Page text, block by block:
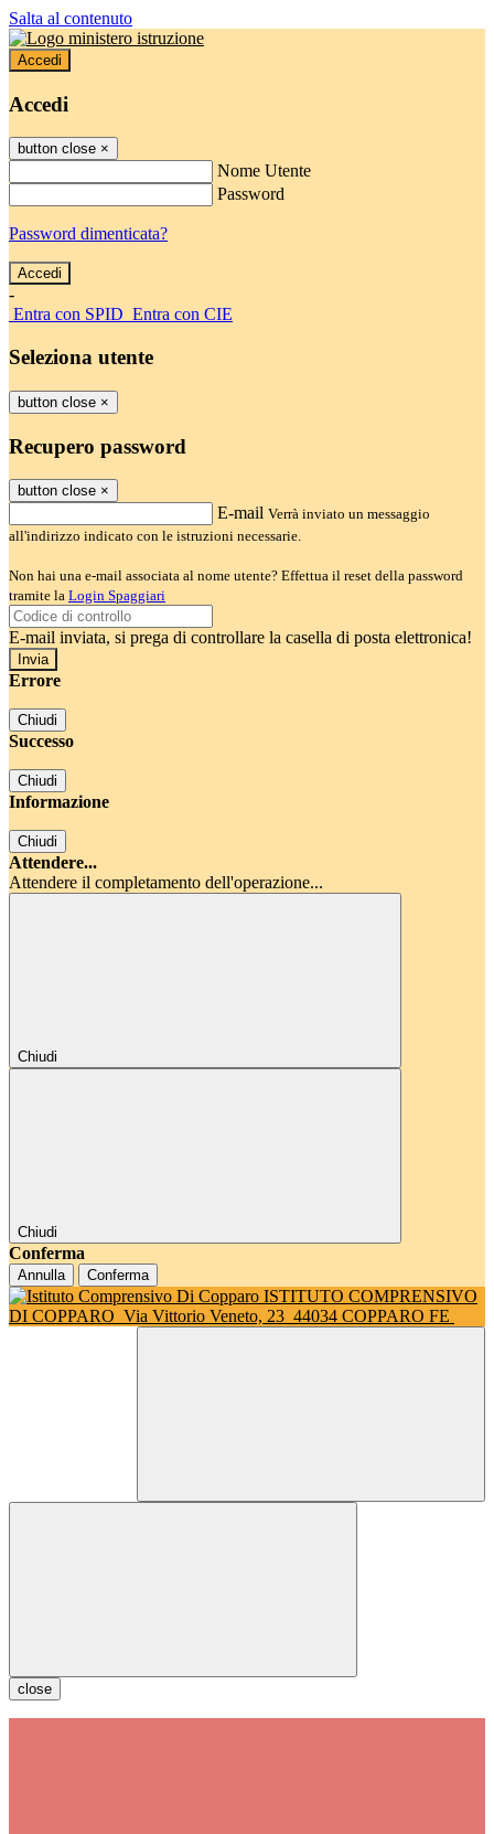
Salta al contenuto
Accedi
Accedi
button close ×
Nome Utente
Password
Password dimenticata?
-
Entra con SPID Entra con CIE
Seleziona utente
button close ×
Recupero password
button close ×
E-mail Verrà inviato un messaggio
all'indirizzo indicato con le istruzioni necessarie.
Non hai una e-mail associata al nome utente? Effettua il reset della password
tramite la Login Spaggiari
E-mail inviata, si prega di controllare la casella di posta elettronica!
Errore
Chiudi
Successo
Chiudi
Informazione
Chiudi
Attendere...
Attendere il completamento dell'operazione...
Chiudi
Chiudi
Conferma
Annulla Conferma
ISTITUTO COMPRENSIVO
DI COPPARO Via Vittorio Veneto, 23 44034 COPPARO FE
close